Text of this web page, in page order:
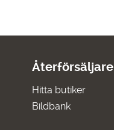
Återförsäljare
Hitta butiker
Bildbank